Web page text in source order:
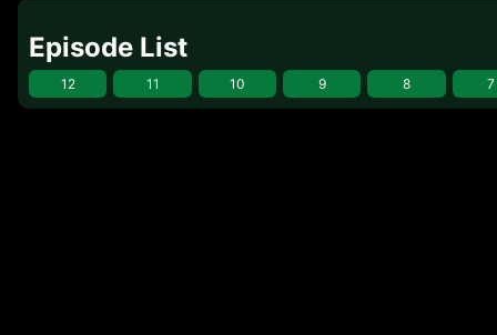
Episode List
12 11 10 9 8 7